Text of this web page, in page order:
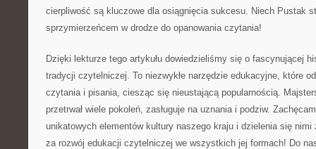
cierpliwość są kluczowe⁤ dla osiągnięcia sukcesu. Niech Pustak
sprzymierzeńcem w drodze do opanowania czytania! ​
Dzięki lekturze tego artykułu dowiedzieliśmy się o fascynującej
tradycji czytelniczej. To niezwykłe narzędzie edukacyjne,⁤ które
czytania i pisania, ciesząc się nieustającą popularnością.
przetrwał ⁢wiele pokoleń, zasługuje na uznania i podziw.
unikatowych elementów kultury naszego kraju i dzielenia się
za⁣ rozwój edukacji czytelniczej ⁣we wszystkich⁢ jej ‍formach! Do